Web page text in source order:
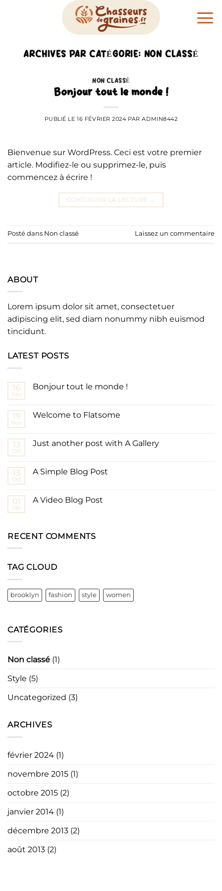
ARCHIVES PAR CATÉGORIE: NON CLASSÉ
NON CLASSÉ
Bonjour tout le monde !
PUBLIÉ LE16 FÉVRIER 2024 PARADMIN8442
Bienvenue sur WordPress. Ceci est votre premier
article. Modifiez-le ou supprimez-le, puis
commencez à écrire !
CONTINUER LA LECTURE →
Posté dans Non classé Laissez un commentaire
ABOUT
Lorem ipsum dolor sit amet, consectetuer
adipiscing elit, sed diam nonummy nibh euismod
tincidunt.
LATEST POSTS
16
Fév
Bonjour tout le monde !
19
Nov
Welcome to Flatsome
13
Oct
Just another post with A Gallery
13
Oct
A Simple Blog Post
01
Jan
A Video Blog Post
RECENT COMMENTS
TAG CLOUD
brooklyn fashion style women
CATÉGORIES
Non classé (1)
Style (5)
Uncategorized (3)
ARCHIVES
février 2024 (1)
novembre 2015 (1)
octobre 2015 (2)
janvier 2014 (1)
décembre 2013 (2)
août 2013 (2)